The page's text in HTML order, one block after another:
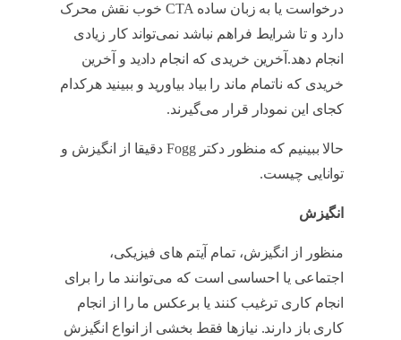
درخواست یا به زبان ساده CTA خوب نقش محرک
دارد و تا شرایط فراهم نباشد نمی‌تواند کار زیادی
انجام دهد.آخرین خریدی که انجام دادید و آخرین
خریدی که ناتمام ماند را بیاد بیاورید و ببینید هرکدام
کجای این نمودار قرار می‌گیرند.
حالا ببینیم که منظور دکتر Fogg دقیقا از انگیزش و
توانایی چیست.
انگیزش
منظور از انگیزش، تمام آیتم های فیزیکی،
اجتماعی یا احساسی است که می‌توانند ما را برای
انجام کاری ترغیب کنند یا برعکس ما را از انجام
کاری باز دارند. نیازها فقط بخشی از انواع انگیزش